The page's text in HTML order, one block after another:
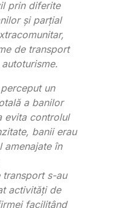
prin diferite
și parțial
de transport
un
a banilor
evita controlul
banii erau
amenajate în
transport s-au
activități de
facilitând